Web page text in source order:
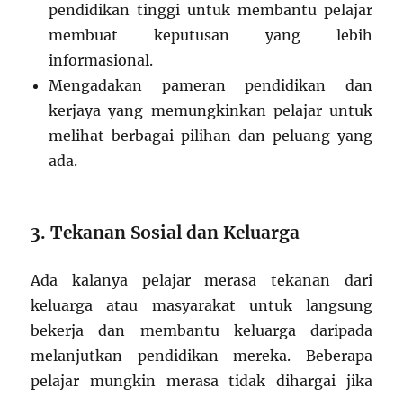
pendidikan tinggi untuk membantu pelajar
membuat keputusan yang lebih
informasional.
Mengadakan pameran pendidikan dan
kerjaya yang memungkinkan pelajar untuk
melihat berbagai pilihan dan peluang yang
ada.
3. Tekanan Sosial dan Keluarga
Ada kalanya pelajar merasa tekanan dari
keluarga atau masyarakat untuk langsung
bekerja dan membantu keluarga daripada
melanjutkan pendidikan mereka. Beberapa
pelajar mungkin merasa tidak dihargai jika